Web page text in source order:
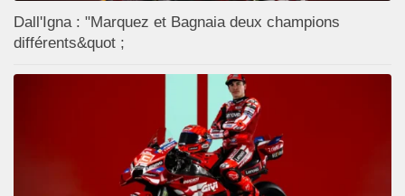
Dall'Igna : "Marquez et Bagnaia deux champions
différents&quot ;